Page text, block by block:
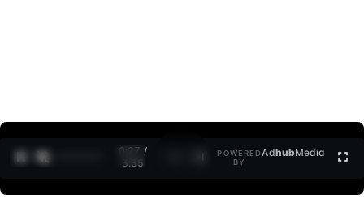
0:27 /
3:35
POWERED
BY
AdhubMedia